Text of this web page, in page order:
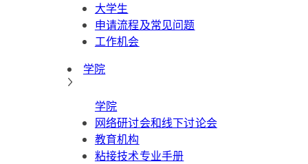
大学生
申请流程及常见问题
工作机会
学院
学院
网络研讨会和线下讨论会
教育机构
粘接技术专业手册